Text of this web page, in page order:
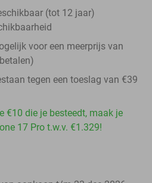
(tot 12 jaar)
voor een meerprijs van
tegen een toeslag van €39
€10 die je besteedt, maak je
17 Pro t.w.v. €1.329!